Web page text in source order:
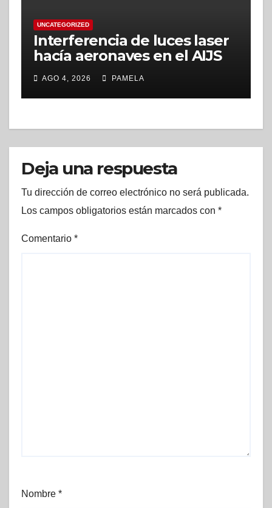
UNCATEGORIZED
Interferencia de luces laser
hacía aeronaves en el AIJS
AGO 4, 2026 PAMELA
Deja una respuesta
Tu dirección de correo electrónico no será publicada.
Los campos obligatorios están marcados con *
Comentario *
Nombre *